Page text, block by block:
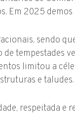
Em 2025
sendo
tempestades
limitou a
e taludes.
respeitada e